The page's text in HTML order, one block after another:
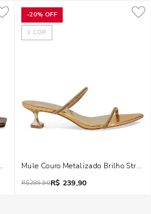
Bronze
-20% OFF
1 COR
Mule Couro Metalizado Brilho
R$299,90R$ 239,90